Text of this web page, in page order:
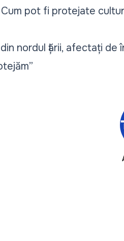
pot fi protejate
nordul țării, afectați